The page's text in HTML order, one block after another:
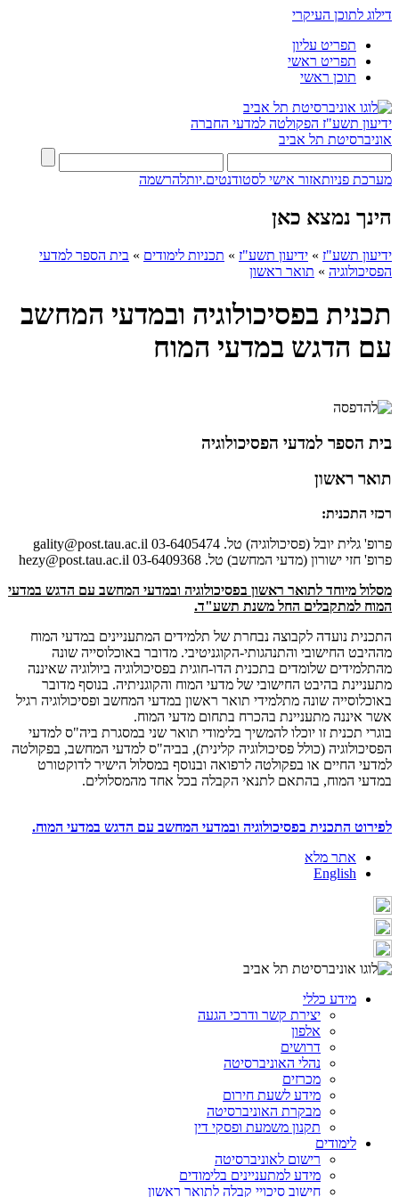
דילוג לתוכן העיקרי
תפריט עליון
תפריט ראשי
תוכן ראשי
ידיעון תשע"ז הפקולטה למדעי החברה
אוניברסיטת תל אביב
מערכת פניותאזור אישי לסטודנטים.יותלהרשמה
הינך נמצא כאן
ידיעון תשע"ז » ידיעון תשע"ז » תכניות לימודים » בית הספר למדעי
הפסיכולוגיה » תואר ראשון
תכנית בפסיכולוגיה ובמדעי המחשב
עם הדגש במדעי המוח
בית הספר למדעי הפסיכולוגיה
תואר ראשון
רכזי התכנית:
פרופ' גלית יובל (פסיכולוגיה) טל. 03-6405474 gality@post.tau.ac.il
פרופ' חזי ישורון (מדעי המחשב) טל. 03-6409368 hezy@post.tau.ac.il
מסלול מיוחד לתואר ראשון בפסיכולוגיה ובמדעי המחשב עם הדגש במדעי
המוח למתקבלים החל משנת תשע"ד.
התכנית נועדה לקבוצה נבחרת של תלמידים המתעניינים במדעי המוח
מההיבט החישובי והתנהגותי-הקוגניטיבי. מדובר באוכלוסייה שונה
מהתלמידים שלומדים בתכנית הדו-חוגית בפסיכולוגיה ביולוגיה שאיננה
מתעניינת בהיבט החישובי של מדעי המוח והקוגניתיה. בנוסף מדובר
באוכלוסייה שונה מתלמידי תואר ראשון במדעי המחשב ופסיכולוגיה רגיל
אשר איננה מתעניינת בהכרח בתחום מדעי המוח.
בוגרי תכנית זו יוכלו להמשיך בלימודי תואר שני במסגרת ביה"ס למדעי
הפסיכולוגיה (כולל פסיכולוגיה קלינית), בביה"ס למדעי המחשב, בפקולטה
למדעי החיים או בפקולטה לרפואה ובנוסף במסלול הישיר לדוקטורט
במדעי המוח, בהתאם לתנאי הקבלה בכל אחד מהמסלולים.
לפירוט התכנית בפסיכולוגיה ובמדעי המחשב עם הדגש במדעי המוח.
אתר מלא
English
מידע כללי
יצירת קשר ודרכי הגעה
אלפון
דרושים
נהלי האוניברסיטה
מכרזים
מידע לשעת חירום
מבקרת האוניברסיטה
תקנון משמעת ופסקי דין
לימודים
רישום לאוניברסיטה
מידע למתעניינים בלימודים
חישוב סיכויי קבלה לתואר ראשון